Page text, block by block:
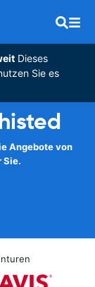
Dieses
Sie es
Angebote von
Sie.